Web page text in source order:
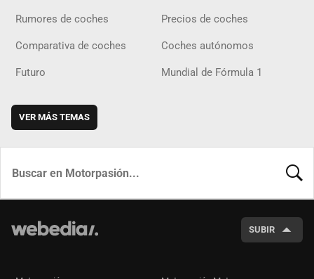
Rumores de coches Precios de coches
Comparativa de coches Coches autónomos
Futuro Mundial de Fórmula 1
VER MÁS TEMAS
SUBIR